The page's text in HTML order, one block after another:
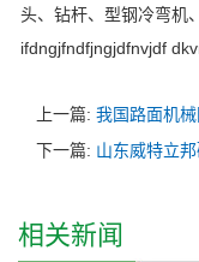
头、钻杆、型钢冷弯机
ifdngjfndfjngjdfnvjdf
上一篇: 我国路面机械
下一篇: 山东威特立
相关新闻